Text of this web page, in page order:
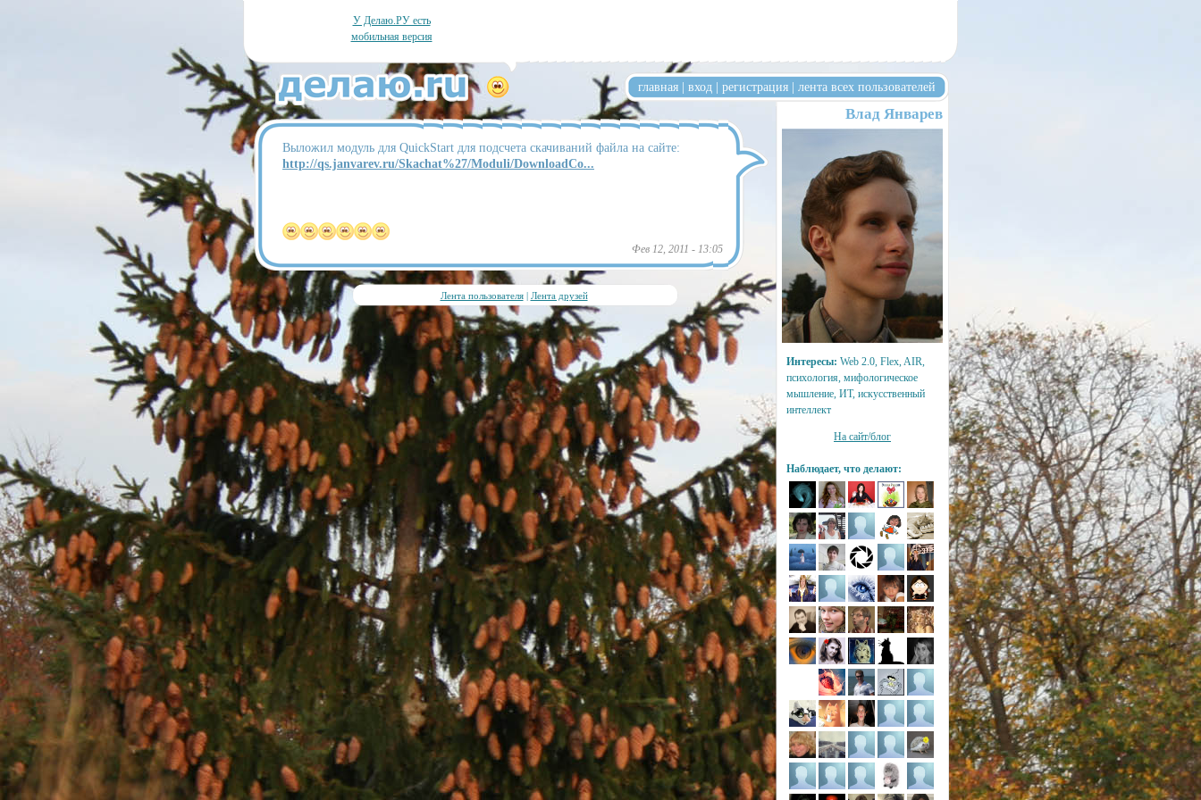
У Делаю.РУ есть
мобильная версия
главная | вход | регистрация | лента всех пользователей
Выложил модуль для QuickStart для подсчета скачиваний файла на сайте:
http://qs.janvarev.ru/Skachat%27/Moduli/DownloadCo...
Фев 12, 2011 - 13:05
Лента пользователя| Лента друзей
Влад Январев
Интересы: Web 2.0, Flex, AIR,
психология, мифологическое
мышление, ИТ, искусственный
интеллект
На сайт/блог
Наблюдает, что делают: